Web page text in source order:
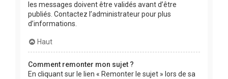
les messages doivent être validés avant d’être
publiés. Contactez l’administrateur pour plus
d’informations.
Haut
Comment remonter mon sujet ?
En cliquant sur le lien « Remonter le sujet » lors de sa